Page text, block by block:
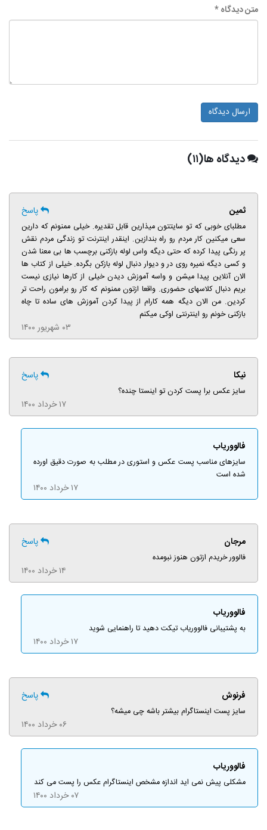
متن دیدگاه *
ارسال دیدگاه
دیدگاه ها(۱۱)
ثمین پاسخ
مطلبای خوبی که تو سایتتون میذارین قابل تقدیره. خیلی ممنونم که دارین
سعی میکنین کار مردم رو راه بندازین. اینقدر اینترنت تو زندگی مردم نقش
پر رنگی پیدا کرده که حتی دیگه واس لوله بازکنی برچسب ها بی معنا شدن
و کسی دیگه نمیره روی در و دیوار دنبال لوله بازکن بگرده. خیلی از کتاب ها
الان آنلاین پیدا میشن و واسه آموزش دیدن خیلی از کارها نیازی نیست
بریم دنبال کلاسهای حضوری. واقعا ازتون ممنونم که کار رو برامون راحت تر
کردین. من الان دیگه همه کارام از پیدا کردن آموزش های ساده تا چاه
بازکنی خونم رو اینترنتی اوکی میکنم
۰۳ شهریور ۱۴۰۰
نیکا پاسخ
سایز عکس برا پست کردن تو اینستا چنده؟
۱۷ خرداد ۱۴۰۰
فالووریاب
سایزهای مناسب پست عکس و استوری در مطلب به صورت دقیق اورده
شده است
۱۷ خرداد ۱۴۰۰
مرجان پاسخ
فالوور خریدم ازتون هنوز نبومده
۱۴ خرداد ۱۴۰۰
فالووریاب
به پشتیبانی فالووریاب تیکت دهید تا راهنمایی شوید
۱۷ خرداد ۱۴۰۰
فرنوش پاسخ
سایز پست اینستاگرام بیشتر باشه چی‌ میشه؟
۰۶ خرداد ۱۴۰۰
فالووریاب
مشکلی پیش نمی اید اندازه مشخص اینستاگرام عکس را پست می کند
۰۷ خرداد ۱۴۰۰